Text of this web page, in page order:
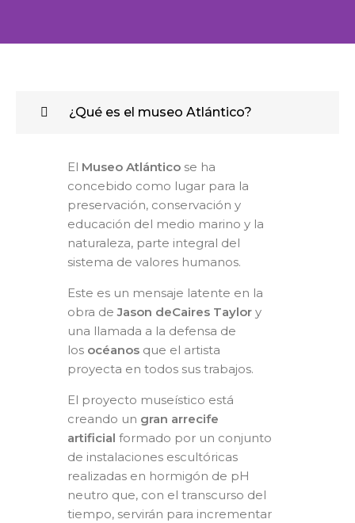
Bucear
en
Museo
Atlántico
¿Qué es el museo Atlántico?
El Museo Atlántico se ha
concebido como lugar para la
preservación, conservación y
educación del medio marino y la
naturaleza, parte integral del
sistema de valores humanos.
Este es un mensaje latente en la
obra deJason deCaires Taylor y
una llamada a la defensa de
los océanos que el artista
proyecta en todos sus trabajos.
El proyecto museístico está
creando un gran arrecife
artificial formado por un conjunto
de instalaciones escultóricas
realizadas en hormigón de pH
neutro que, con el transcurso del
tiempo, servirán para incrementar